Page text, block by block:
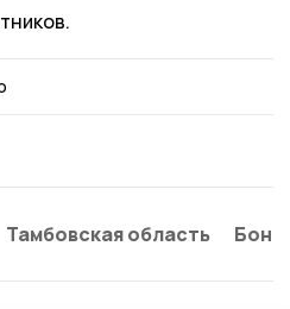
Тамбовская область